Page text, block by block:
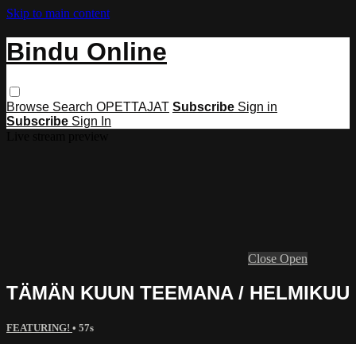
Skip to main content
Bindu Online
Browse Search OPETTAJAT Subscribe Sign in
Subscribe Sign In
Close Open
TÄMÄN KUUN TEEMANA / HELMIKUU
FEATURING! • 57s